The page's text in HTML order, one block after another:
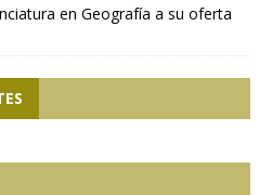
en Geografía a su oferta